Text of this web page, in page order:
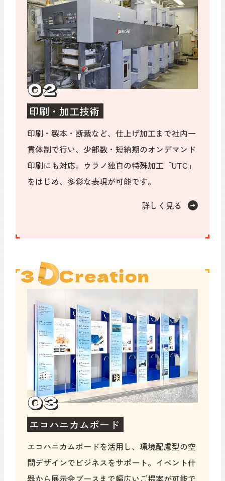
印刷・加工技術
印刷・製本・断裁など、仕上げ加工まで社内一
貫体制で行い、少部数・短納期のオンデマンド
印刷にも対応。ウラノ独自の特殊加工「UTC」
をはじめ、多彩な表現が可能です。
詳しく見る
エコハニカムボード
エコハニカムボードを活用し、環境配慮型の空
間デザインでビジネスをサポート。イベント什